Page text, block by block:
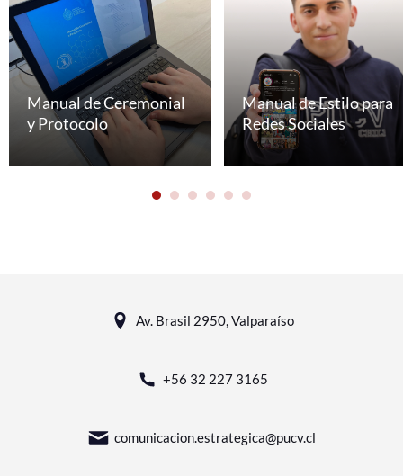
Manual de Ceremonial
y Protocolo
Manual de Estilo para
Redes Sociales
Av. Brasil 2950, Valparaíso
+56 32 227 3165
comunicacion.estrategica@pucv.cl